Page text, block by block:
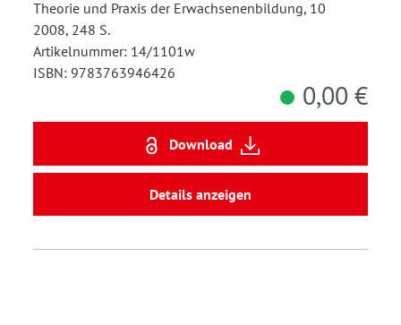
Theorie und Praxis der Erwachsenenbildung, 10
2008, 248 S.
Artikelnummer: 14/1101w
ISBN: 9783763946426
0,00 €
Download
Details anzeigen